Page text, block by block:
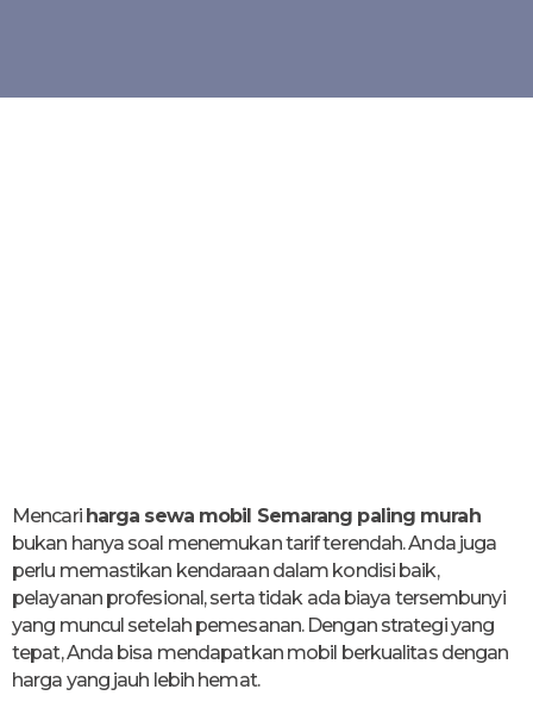
Mencari harga sewa mobil Semarang paling murah
bukan hanya soal menemukan tarif terendah. Anda juga
perlu memastikan kendaraan dalam kondisi baik,
pelayanan profesional, serta tidak ada biaya tersembunyi
yang muncul setelah pemesanan. Dengan strategi yang
tepat, Anda bisa mendapatkan mobil berkualitas dengan
harga yang jauh lebih hemat.